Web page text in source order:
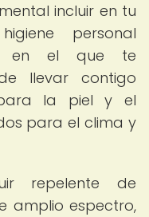
incluir en tu
personal
en el que te
llevar contigo
la piel y el
para el clima y
repelente de
amplio espectro,